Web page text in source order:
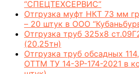
“СПЕЦТЕХСЕРВИС”
Отгрузка муфт НКТ 73 мм
– 20 штук в ООО
Отгрузка труб 325х8
(20,25тн)
Отгрузка труб обсадных
ОТТМ ТУ 14-3Р-174-2021 в